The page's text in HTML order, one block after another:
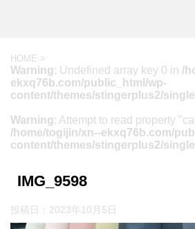
HOME >
Warning: Undefined array key 0 in /
ekxq76b.com/public_html/wp-
content/themes/stingerplus2/
Warning: Attempt to read property
/home/togijin/xn--ekxq76b.com/
content/themes/stingerplus2/
IMG_9598
投稿日： 2023年10月5日